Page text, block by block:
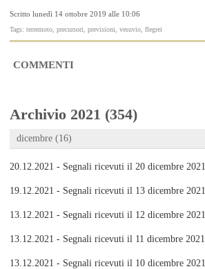
Scritto lunedì 14 ottobre 2019 alle 10:06
Tags: terremoto, precursori, previsioni, vesuvio, flegrei
COMMENTI
Archivio 2021 (354)
dicembre (16)
20.12.2021 - Segnali ricevuti il 20 dicembre 2021
19.12.2021 - Segnali ricevuti il 13 dicembre 2021
13.12.2021 - Segnali ricevuti il 12 dicembre 2021
13.12.2021 - Segnali ricevuti il 11 dicembre 2021
13.12.2021 - Segnali ricevuti il 10 dicembre 2021